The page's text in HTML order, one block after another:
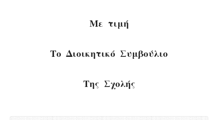
Με τιμή
Το Διοικητικό Συμβούλιο
Της Σχολής